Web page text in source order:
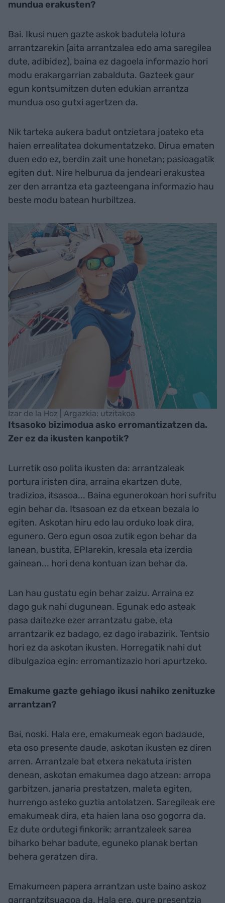
mundua erakusten?
Bai. Ikusi nuen gazte askok badutela lotura
arrantzarekin (aita arrantzalea edo ama saregilea
dute, adibidez), baina ez dagoela informazio hori
modu erakargarrian zabalduta. Gazteek gaur
egun kontsumitzen duten edukian arrantza
mundua oso gutxi agertzen da.
Nik tarteka aukera badut ontzietara joateko eta
haien errealitatea dokumentatzeko. Dirua ematen
duen edo ez, berdin zait une honetan; pasioagatik
egiten dut. Nire helburua da jendeari erakustea
zer den arrantza eta gazteengana informazio hau
beste modu batean hurbiltzea.
Izar de la Hoz | Argazkia: utzitakoa
Itsasoko bizimodua asko erromantizatzen da.
Zer ez da ikusten kanpotik?
Lurretik oso polita ikusten da: arrantzaleak
portura iristen dira, arraina ekartzen dute,
tradizioa, itsasoa... Baina egunerokoan hori sufritu
egin behar da. Itsasoan ez da etxean bezala lo
egiten. Askotan hiru edo lau orduko loak dira,
egunero. Gero egun osoa zutik egon behar da
lanean, bustita, EPIarekin, kresala eta izerdia
gainean... hori dena kontuan izan behar da.
Lan hau gustatu egin behar zaizu. Arraina ez
dago guk nahi dugunean. Egunak edo asteak
pasa daitezke ezer arrantzatu gabe, eta
arrantzarik ez badago, ez dago irabazirik. Tentsio
hori ez da askotan ikusten. Horregatik nahi dut
dibulgazioa egin: erromantizazio hori apurtzeko.
Emakume gazte gehiago ikusi nahiko zenituzke
arrantzan?
Bai, noski. Hala ere, emakumeak egon badaude,
eta oso presente daude, askotan ikusten ez diren
arren. Arrantzale bat etxera nekatuta iristen
denean, askotan emakumea dago atzean: arropa
garbitzen, janaria prestatzen, maleta egiten,
hurrengo asteko guztia antolatzen. Saregileak ere
emakumeak dira, eta haien lana oso gogorra da.
Ez dute ordutegi finkorik: arrantzaleek sarea
biharko behar badute, eguneko planak bertan
behera geratzen dira.
Emakumeen papera arrantzan uste baino askoz
garrantzitsuagoa da. Hala ere, gure presentzia